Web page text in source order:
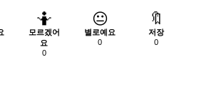
🤷
모르겠어
요
0
😐
별로예요
0
🔖
저장
0